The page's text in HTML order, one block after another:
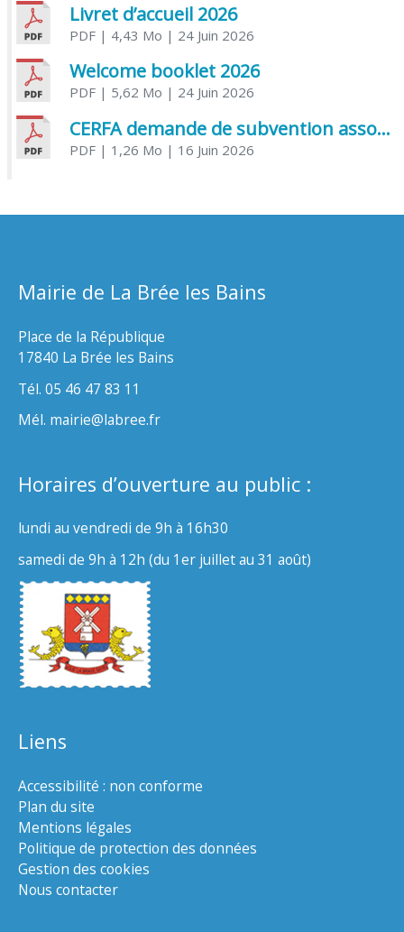
Livret d’accueil 2026
PDF| 4,43 Mo | 24 Juin 2026
Welcome booklet 2026
PDF| 5,62 Mo | 24 Juin 2026
CERFA demande de subvention association
PDF| 1,26 Mo | 16 Juin 2026
Mairie de La Brée les Bains
Place de la République
17840 La Brée les Bains
Tél. 05 46 47 83 11
Mél. mairie@labree.fr
Horaires d’ouverture au public :
lundi au vendredi de 9h à 16h30
samedi de 9h à 12h (du 1er juillet au 31 août)
Liens
Accessibilité : non conforme
Plan du site
Mentions légales
Politique de protection des données
Gestion des cookies
Nous contacter